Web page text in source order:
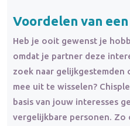
Voordelen van
Heb je ooit gewenst je
omdat je partner deze
zoek naar gelijkgestemden
mee uit te wisselen?
basis van jouw interesses
vergelijkbare personen. Zo